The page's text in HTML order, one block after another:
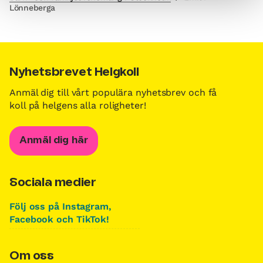
Lönneberga
Nyhetsbrevet Helgkoll
Anmäl dig till vårt populära nyhetsbrev och få
koll på helgens alla roligheter!
Anmäl dig här
Sociala medier
Följ oss på Instagram,
Facebook och TikTok!
Om oss